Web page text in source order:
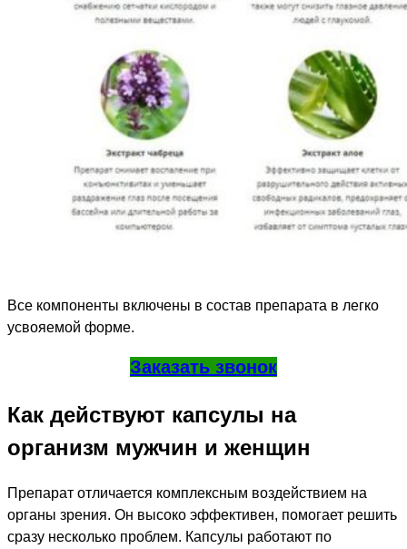
Все компоненты включены в состав препарата в легко
усвояемой форме.
Заказать звонок
Как действуют капсулы на
организм мужчин и женщин
Препарат отличается комплексным воздействием на
органы зрения. Он высоко эффективен, помогает решить
сразу несколько проблем. Капсулы работают по